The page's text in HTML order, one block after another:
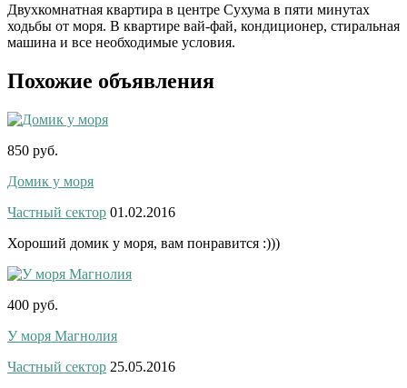
Двухкомнатная квартира в центре Сухума в пяти минутах
ходьбы от моря. В квартире вай-фай, кондиционер, стиральная
машина и все необходимые условия.
Похожие объявления
850 руб.
Домик у моря
Частный сектор 01.02.2016
Хороший домик у моря, вам понравится :)))
400 руб.
У моря Магнолия
Частный сектор 25.05.2016